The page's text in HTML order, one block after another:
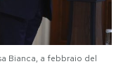
Bianca, a febbraio del